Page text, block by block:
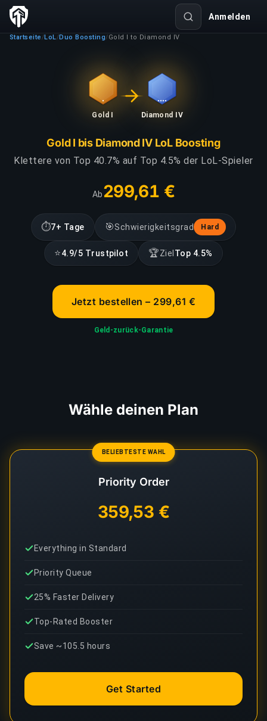
Anmelden
Startseite /LoL/Duo Boosting/Gold I to Diamond IV
Gold I Diamond IV
Gold I bis Diamond IV LoL Boosting
Klettere von Top 40.7% auf Top 4.5% der LoL-Spieler
Ab299,61 €
⏱7+ Tage 🎯Schwierigkeitsgrad Hard
⭐4.9/5 Trustpilot 🏆Ziel Top 4.5%
Jetzt bestellen – 299,61 €
Geld-zurück-Garantie
Wähle deinen Plan
BELIEBTESTE WAHL
Priority Order
359,53 €
Everything in Standard
Priority Queue
25% Faster Delivery
Top-Rated Booster
Save ~105.5 hours
Get Started